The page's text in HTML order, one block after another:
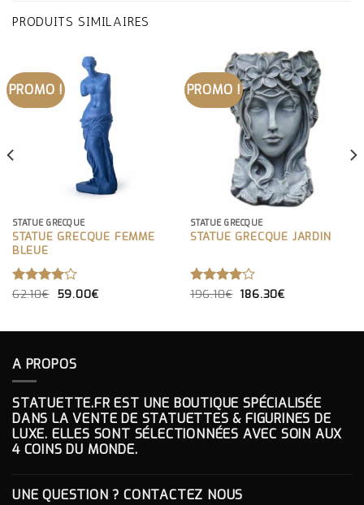
PRODUITS SIMILAIRES
PROMO !
STATUE GRECQUE
STATUE GRECQUE FEMME
BLEUE
NOTE
62.10€ LE
62.10€.
59.00€LE
59.00€.
PROMO !
STATUE GRECQUE
STATUE GRECQUE JARDIN
NOTE
196.10€ LE
196.10€.
186.30€LE
186.30€.
A PROPOS
STATUETTE.FR EST UNE BOUTIQUE SPÉCIALISÉE
DANS LA VENTE DE STATUETTES & FIGURINES DE
LUXE. ELLES SONT SÉLECTIONNÉES AVEC SOIN AUX
4 COINS DU MONDE.
UNE QUESTION ? CONTACTEZ NOUS